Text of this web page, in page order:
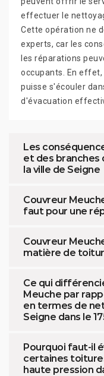
effectuer le
Cette opération ne
experts, car les
les réparations
occupants. En effet,
puisse s'écouler
d'évacuation
Les
et des branches
la ville de Seigne
Couvreur
faut pour une
Couvreur
matière de
Ce qui
Meuche par
en termes de
Seigne dans le
Pourquoi faut-il
certaines
haute pression